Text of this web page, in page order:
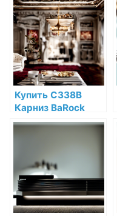
Дюрополимер
Orac Decor по
низкой цене в
интернет-
магазине
Купить C338B
Карниз BaRock
Orac Decor
Полиуретан Orac
Decor по низкой
цене в интернет-
магазине